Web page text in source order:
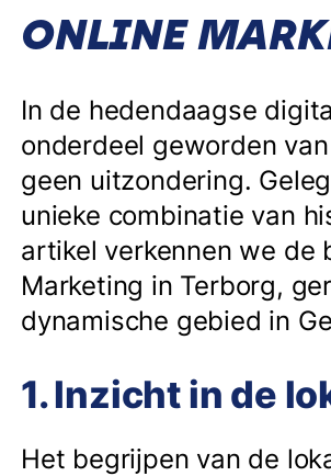
ONLINE
In de hedendaagse
onderdeel geworden
geen uitzondering.
unieke combinatie van
artikel verkennen we de
Marketing in Terborg,
dynamische gebied in
1. Inzicht in de
Het begrijpen van de